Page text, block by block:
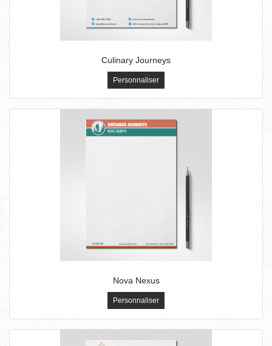
Culinary Journeys
Personnaliser
Nova Nexus
Personnaliser